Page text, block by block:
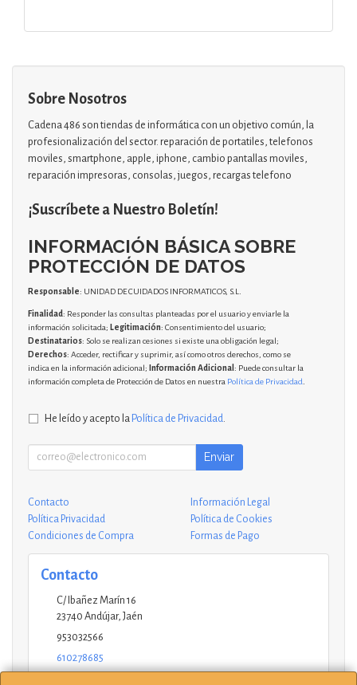
Sobre Nosotros
Cadena 486 son tiendas de informática con un objetivo común, la
profesionalización del sector. reparación de portatiles, telefonos
moviles, smartphone, apple, iphone, cambio pantallas moviles,
reparación impresoras, consolas, juegos, recargas telefono
¡Suscríbete a Nuestro Boletín!
INFORMACIÓN BÁSICA SOBRE
PROTECCIÓN DE DATOS
Responsable: UNIDAD DE CUIDADOS INFORMATICOS, S.L.
Finalidad: Responder las consultas planteadas por el usuario y enviarle la
información solicitada; Legitimación: Consentimiento del usuario;
Destinatarios: Solo se realizan cesiones si existe una obligación legal;
Derechos: Acceder, rectificar y suprimir, así como otros derechos, como se
indica en la información adicional; Información Adicional : Puede consultar la
información completa de Protección de Datos en nuestra Política de Privacidad
He leído y acepto la Política de Privacidad
Enviar
Contacto
Información Legal
Política Privacidad
Política de Cookies
Condiciones de Compra
Formas de Pago
Contacto
C/ Ibañez Marín 16
23740 Andújar, Jaén
953032566
610278685